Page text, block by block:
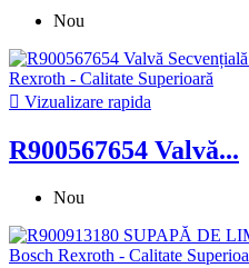
Nou
 Vizualizare rapida
R900567654 Valvă...
Nou